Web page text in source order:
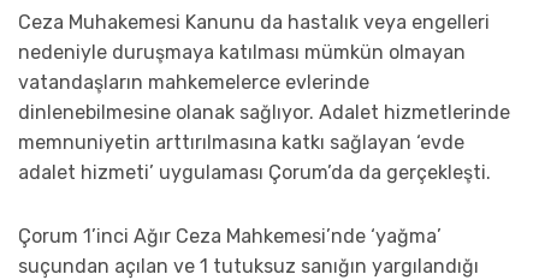
Ceza Muhakemesi Kanunu da hastalık veya engelleri
nedeniyle duruşmaya katılması mümkün olmayan
vatandaşların mahkemelerce evlerinde
dinlenebilmesine olanak sağlıyor. Adalet hizmetlerinde
memnuniyetin arttırılmasına katkı sağlayan ‘evde
adalet hizmeti’ uygulaması Çorum’da da gerçekleşti.
Çorum 1’inci Ağır Ceza Mahkemesi’nde ‘yağma’
suçundan açılan ve 1 tutuksuz sanığın yargılandığı